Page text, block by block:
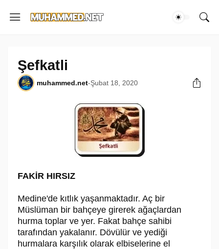
Şefkatli
muhammed.net-Şubat 18, 2020
FAKİR HIRSIZ
Medine'de kıtlık yaşanmaktadır. Aç bir
Müslüman bir bahçeye girerek ağaçlardan
hurma toplar ve yer. Fakat bahçe sahibi
tarafından yakalanır. Dövülür ve yediği
hurmalara karşılık olarak elbiselerine el